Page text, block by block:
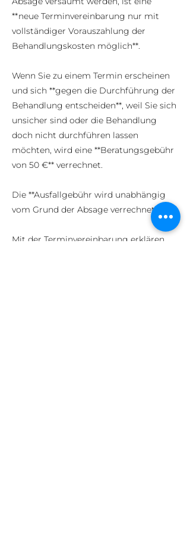
**neue Terminvereinbarung nur mit
vollständiger Vorauszahlung der
Behandlungskosten möglich**.
Wenn Sie zu einem Termin erscheinen
und sich **gegen die Durchführung der
Behandlung entscheiden**, weil Sie sich
unsicher sind oder die Behandlung
doch nicht durchführen lassen
möchten, wird eine **Beratungsgebühr
von 50 €** verrechnet.
Die **Ausfallgebühr wird unabhängig
vom Grund der Absage verrechnet**.
Mit der Terminvereinbarung erklären